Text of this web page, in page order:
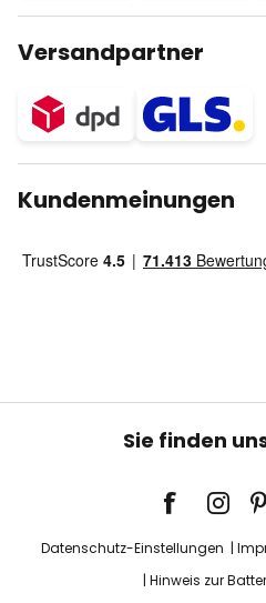
Versandpartner
Kundenmeinungen
Sie finden
Datenschutz-Einstellungen
Hinweis zur